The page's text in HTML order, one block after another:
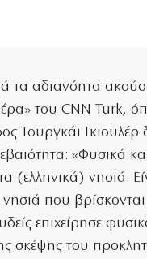
τα αδιανόητα
του CNN Turk,
Τουργκάι Γκιουλέρ
«Φυσικά
(ελληνικά) νησιά.
που
επιχείρησε
σκέψης του